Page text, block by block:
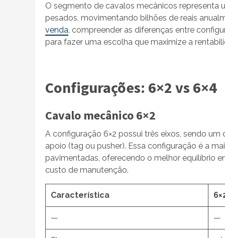
O segmento de cavalos mecânicos representa
pesados, movimentando bilhões de reais
venda , compreender as diferenças entre
para fazer uma escolha que maximize a
Configurações: 6×2 vs 6×4
Cavalo mecânico 6×2
A configuração 6×2 possui três eixos, sendo
apoio (tag ou pusher). Essa configuração é a
pavimentadas, oferecendo o melhor equilíbrio
custo de manutenção.
Característica
— —